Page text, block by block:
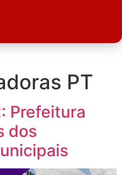
PT
Prefeitura
dos